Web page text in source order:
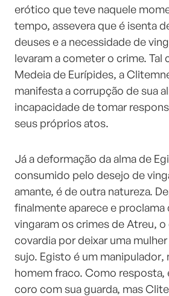
erótico que teve naquele
tempo, assevera que é isenta
deuses e a necessidade de
levaram a cometer o crime. Tal
Medeia de Eurípides, a
manifesta a corrupção de sua
incapacidade de tomar
seus próprios atos.
Já a deformação da alma de
consumido pelo desejo de
amante, é de outra natureza.
finalmente aparece e proclama
vingaram os crimes de Atreu,
covardia por deixar uma
sujo. Egisto é um manipulador,
homem fraco. Como resposta,
coro com sua guarda, mas